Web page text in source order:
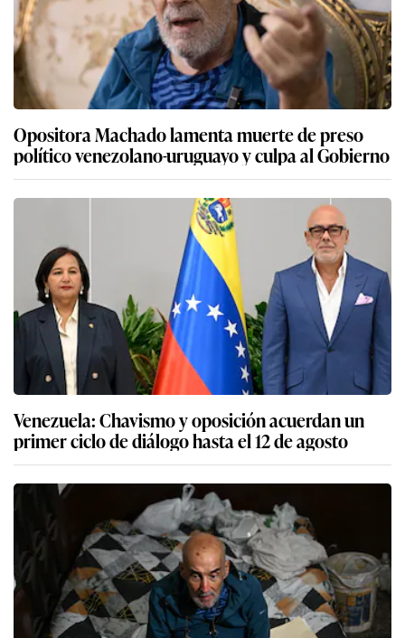
Opositora Machado lamenta muerte de preso
político venezolano-uruguayo y culpa al Gobierno
Venezuela: Chavismo y oposición acuerdan un
primer ciclo de diálogo hasta el 12 de agosto